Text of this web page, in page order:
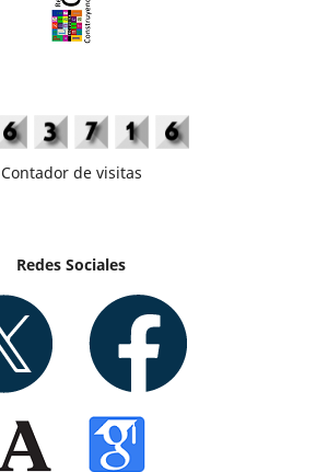
Contador de visitas
Redes Sociales